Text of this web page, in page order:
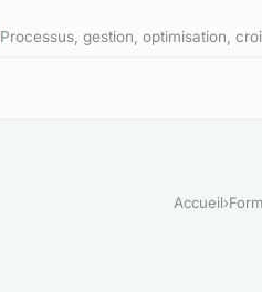
Processus, gestion, optimisation,
Accueil›